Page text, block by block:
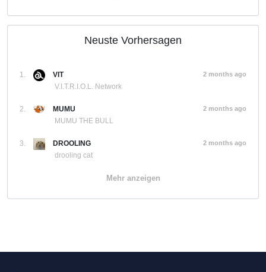
Neuste Vorhersagen
1.
VIT
V.I.T.R.I.O.L. Network
2 months ago
2.
MUMU
MUMU THE BULL
2 months ago
3.
DROOLING
drooling cat
2 months ago
Mehr anzeigen